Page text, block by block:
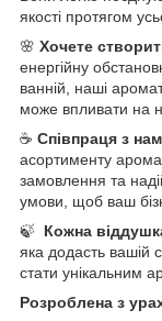
якості протягом
🌸 Хочете
енергійну
ванній, наші
може впливати на
☕ Співпраця з
асортименту
замовлення та
умови, щоб ваш
🍃 Кожна
яка додасть вашій
стати унікальним
Розроблена з